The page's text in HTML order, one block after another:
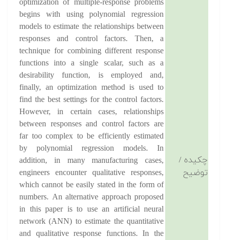
چکیده /
توضیح
optimization of multiple-response problems
begins with using polynomial regression
models to estimate the relationships between
responses and control factors. Then, a
technique for combining different response
functions into a single scalar, such as a
desirability function, is employed and,
finally, an optimization method is used to
find the best settings for the control factors.
However, in certain cases, relationships
between responses and control factors are
far too complex to be efficiently estimated
by polynomial regression models. In
addition, in many manufacturing cases,
engineers encounter qualitative responses,
which cannot be easily stated in the form of
numbers. An alternative approach proposed
in this paper is to use an artificial neural
network (ANN) to estimate the quantitative
and qualitative response functions. In the